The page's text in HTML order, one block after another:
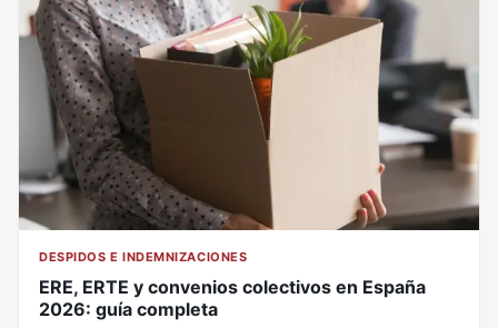
DESPIDOS E INDEMNIZACIONES
ERE, ERTE y convenios colectivos en España
2026: guía completa